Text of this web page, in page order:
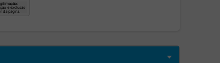
e exclusão
página.